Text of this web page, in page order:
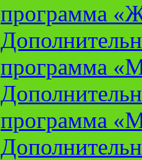
программа
программа
программа